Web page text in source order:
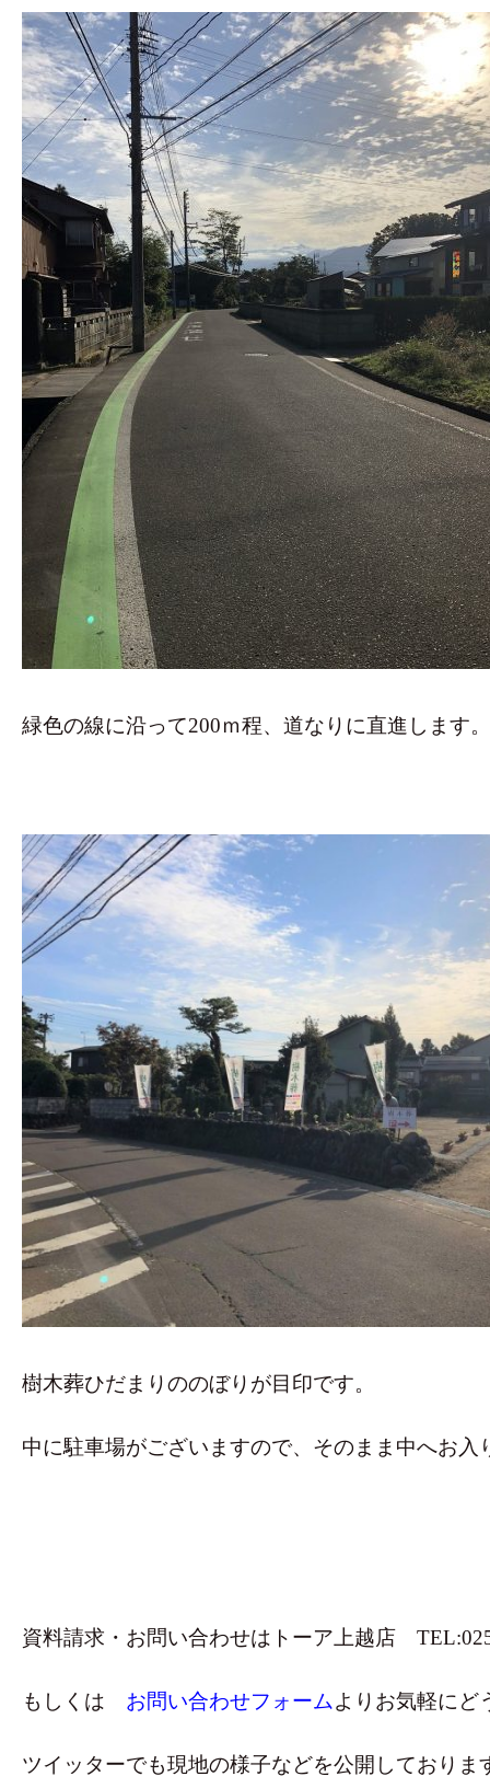
緑色の線に沿って200ｍ程、道なりに直進します。
樹木葬ひだまりののぼりが目印です。
中に駐車場がございますので、そのまま中へお入
資料請求・お問い合わせはトーア上越店
もしくは お問い合わせフォームよりお気軽にど
ツイッターでも現地の様子などを公開しておりま